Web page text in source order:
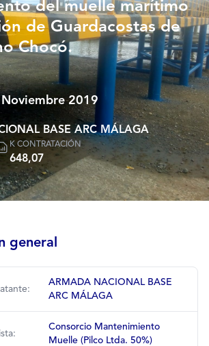
del muelle marítimo
de Guardacostas de
Chocó.
2019
BASE ARC MÁLAGA
K CONTRATACIÓN
648,07
general
ARMADA NACIONAL BASE
ARC MÁLAGA
Consorcio Mantenimiento
Muelle (Pilco Ltda. 50%)